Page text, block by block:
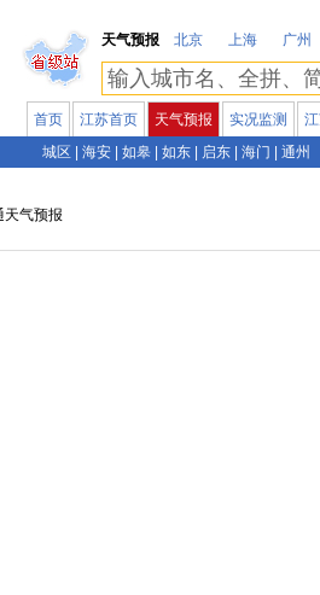
天气预报
北京 上海 广州
首页 江苏首页 天气预报 实况监测
城区
海安 如皋 如东 启东 海门 通州
天气预报